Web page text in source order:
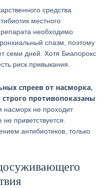
средства
местного
необходимо
спазм, поэтому
семи дней. Хотя Биапорокс
риск привыкания.
спреев от насморка,
противопоказаны
насморк не проходит
приветствуется.
антибиотиков, только